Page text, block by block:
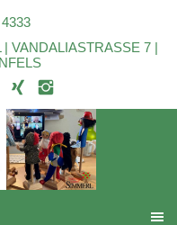
VANDALIASTRASSE 7 |